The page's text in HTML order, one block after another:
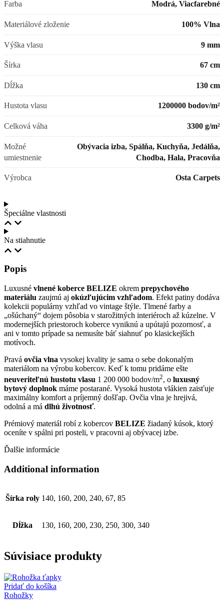
Farba Modrá, Viacfarebné
Materiálové zloženie 100% Vlna
Výška vlasu 9 mm
Šírka 67 cm
Dĺžka 130 cm
Hustota vlasu 1200000 bodov/m²
Celková váha 3300 g/m²
Možné
umiestnenie
Obývacia izba, Spálňa, Kuchyňa, Jedálňa,
Chodba, Hala, Pracovňa
Výrobca Osta Carpets
Špeciálne vlastnosti
Na stiahnutie
Popis
Luxusné vlnené koberce BELIZE okrem prepychového
materiálu zaujmú aj okúzľujúcim vzhľadom. Efekt patiny dodáva
kolekcii populárny vzhľad vo vintage štýle. Tlmené farby a
„ošúchaný“ dojem pôsobia v starožitných interiéroch až kúzelne. V
modernejších priestoroch koberce vyniknú a upútajú pozornosť, a
ani v tomto prípade sa nemusíte báť siahnuť po klasickejších
motívoch.
Pravá ovčia vlna vysokej kvality je sama o sebe dokonalým
materiálom na výrobu kobercov. Keď k tomu pridáme ešte
neuveriteľnú hustotu vlasu 1 200 000 bodov/m2, o luxusný
bytový doplnok máme postarané. Vysoká hustota vlákien zaisťuje
maximálny komfort a príjemný došľap. Ovčia vlna je hrejivá,
odolná a má dlhú životnosť.
Prémiový materiál robí z kobercov BELIZE žiadaný kúsok, ktorý
oceníte v spálni pri posteli, v pracovni aj obývacej izbe.
Ďalšie informácie
Additional information
Šírka roly 140, 160, 200, 240, 67, 85
Dĺžka 130, 160, 200, 230, 250, 300, 340
Súvisiace produkty
Pridať do košíka
Rohožky